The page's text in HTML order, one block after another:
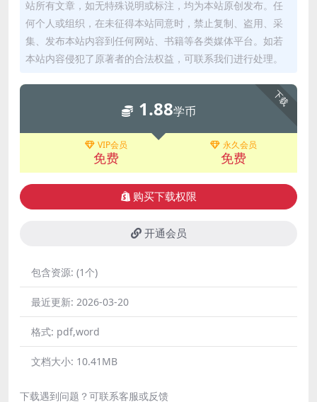
站所有文章，如无特殊说明或标注，均为本站原创发布。任
何个人或组织，在未征得本站同意时，禁止复制、盗用、采
集、发布本站内容到任何网站、书籍等各类媒体平台。如若
本站内容侵犯了原著者的合法权益，可联系我们进行处理。
下载
1.88学币
VIP会员
免费
永久会员
免费
购买下载权限
开通会员
包含资源: (1个)
最近更新: 2026-03-20
格式: pdf,word
文档大小: 10.41MB
下载遇到问题？可联系客服或反馈